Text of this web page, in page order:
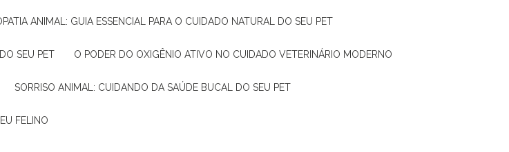
ANIMAL: GUIA ESSENCIAL PARA O CUIDADO NATURAL DO SEU PET
SEU PET O PODER DO OXIGÊNIO ATIVO NO CUIDADO VETERINÁRIO MODERNO
SORRISO ANIMAL: CUIDANDO DA SAÚDE BUCAL DO SEU PET
FELINO